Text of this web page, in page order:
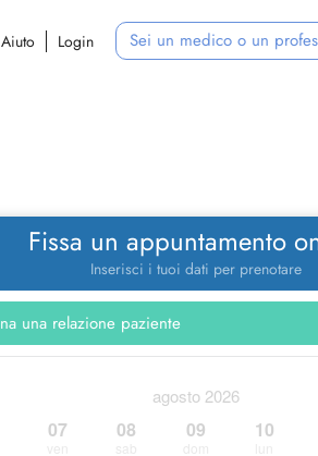
Aiuto Login Sei un medico o un
Fissa un appuntamento
Inserisci i tuoi dati per prenotare
agosto 2026
07 08 09 10